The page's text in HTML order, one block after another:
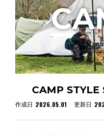
CAMP STYLE
作成日 2026.05.01 更新日
C